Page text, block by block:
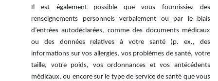
Il est également possible que vous fournissiez des
renseignements personnels verbalement ou par le biais
d’entrées autodéclarées, comme des documents médicaux
ou des données relatives à votre santé (p. ex., des
informations sur vos allergies, vos problèmes de santé, votre
taille, votre poids, vos ordonnances et vos antécédents
médicaux, ou encore sur le type de service de santé que vous